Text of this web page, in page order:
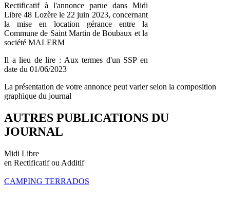
Rectificatif à l'annonce parue dans Midi
Libre 48 Lozère le 22 juin 2023, concernant
la mise en location gérance entre la
Commune de Saint Martin de Boubaux et la
société MALERM
Il a lieu de lire : Aux termes d'un SSP en
date du 01/06/2023
La présentation de votre annonce peut varier selon la composition
graphique du journal
AUTRES PUBLICATIONS DU
JOURNAL
Midi Libre
en Rectificatif ou Additif
CAMPING TERRADOS